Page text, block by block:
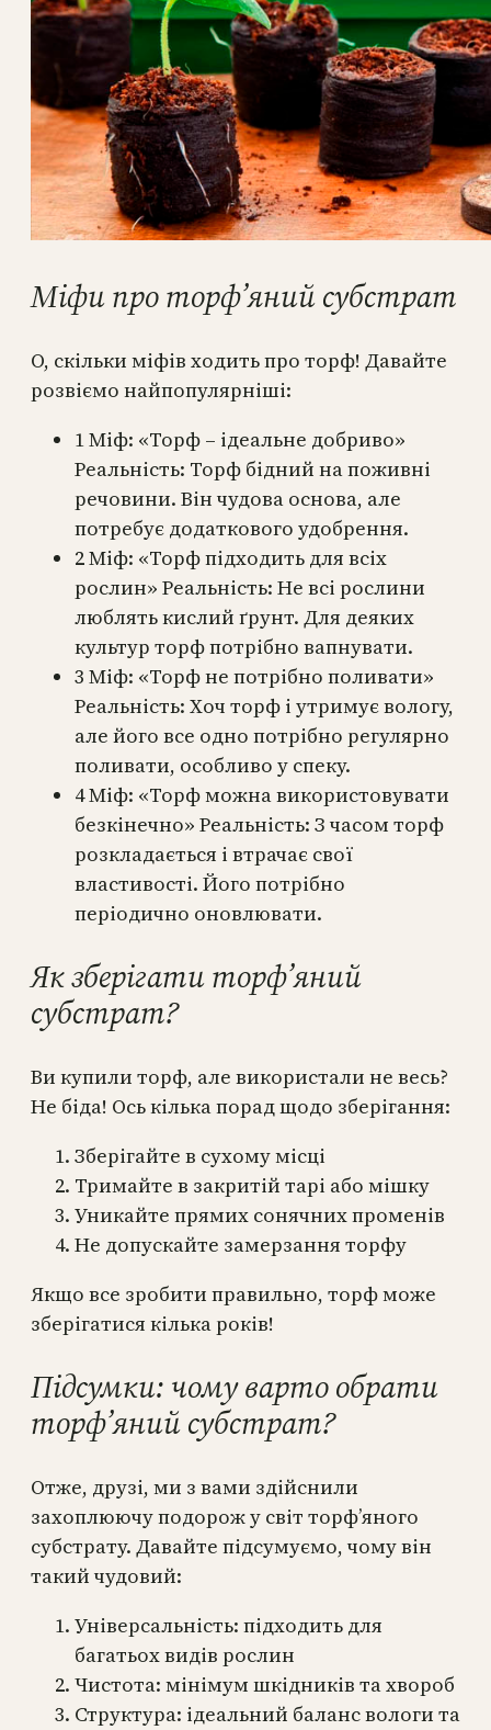
Міфи про торф’яний субстрат
О, скільки міфів ходить про торф! Давайте
розвіємо найпопулярніші:
1 Міф: «Торф – ідеальне добриво»
Реальність: Торф бідний на поживні
речовини. Він чудова основа, але
потребує додаткового удобрення.
2 Міф: «Торф підходить для всіх
рослин» Реальність: Не всі рослини
люблять кислий ґрунт. Для деяких
культур торф потрібно вапнувати.
3 Міф: «Торф не потрібно поливати»
Реальність: Хоч торф і утримує вологу,
але його все одно потрібно регулярно
поливати, особливо у спеку.
4 Міф: «Торф можна використовувати
безкінечно» Реальність: З часом торф
розкладається і втрачає свої
властивості. Його потрібно
періодично оновлювати.
Як зберігати торф’яний
субстрат?
Ви купили торф, але використали не весь?
Не біда! Ось кілька порад щодо зберігання:
Зберігайте в сухому місці
Тримайте в закритій тарі або мішку
Уникайте прямих сонячних променів
Не допускайте замерзання торфу
Якщо все зробити правильно, торф може
зберігатися кілька років!
Підсумки: чому варто обрати
торф’яний субстрат?
Отже, друзі, ми з вами здійснили
захоплюючу подорож у світ торф’яного
субстрату. Давайте підсумуємо, чому він
такий чудовий:
Універсальність: підходить для
багатьох видів рослин
Чистота: мінімум шкідників та хвороб
Структура: ідеальний баланс вологи та